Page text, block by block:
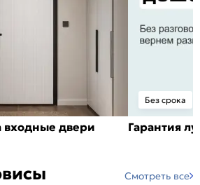
входные двери
Без срока
Гарантия
Смотреть все